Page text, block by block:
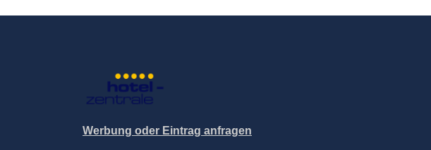
Werbung oder Eintrag anfragen